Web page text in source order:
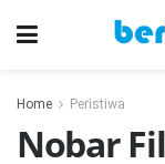
Home Peristiwa
Nobar